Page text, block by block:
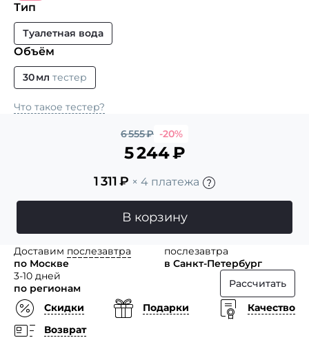
Тип
Туалетная вода
Объём
30 мл тестер
Что такое тестер?
6 555₽ -20%
5 244₽
1 311₽ × 4 платежа
В корзину
Доставим послезавтра
по Москве
послезавтра
в Санкт-Петербург
3-10 дней
по регионам
Рассчитать
Скидки
Подарки
Качество
Возврат